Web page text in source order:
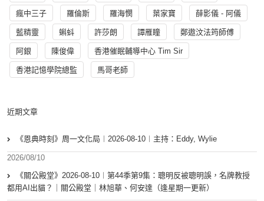
瘋中三子 羅倫斯 羅海憫 葉家寶 薛影儀 - 阿儀
藍精靈 蝌蚪 許莎朗 譚雁瞳 鄭遨汶法筠師傅
阿銀 陳俊偉 香港催眠輔導中心 Tim Sir
香港記憶學院總監 馬哥老師
近期文章
《恩典時刻》周一文化局︱2026-08-10︱主持：Eddy, Wylie
2026/08/10
《關公殿堂》2026-08-10︱第44季第9集：聰明反被聰明誤，名牌教授
都用AI出貓？｜關公殿堂｜林旭華、何安達（逢星期一更新）